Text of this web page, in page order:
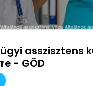
asszisztens
- GÖD